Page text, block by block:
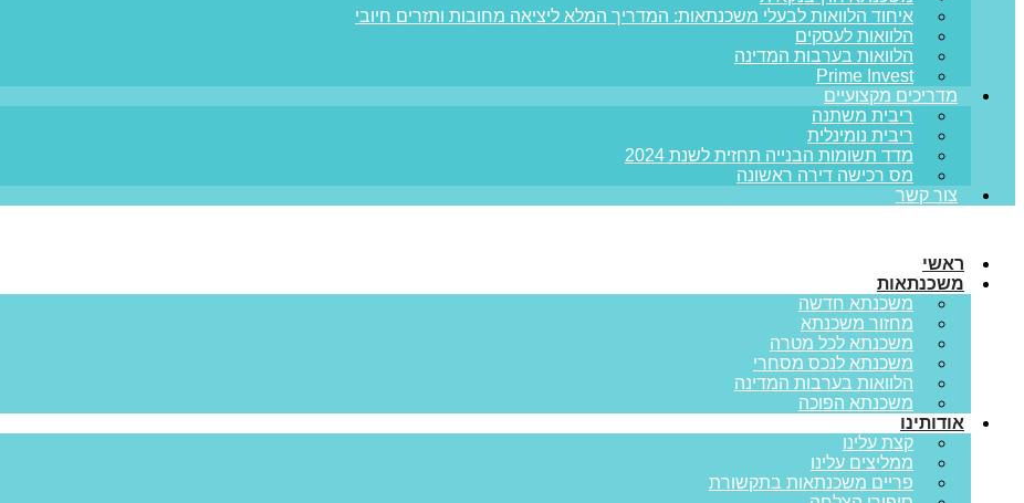
איחוד הלוואות לבעלי משכנתאות: המדריך המלא ליציאה מחובות ותזרים חיובי
הלוואות לעסקים
הלוואות בערבות המדינה
Prime Invest
מדריכים מקצועיים
ריבית משתנה
ריבית נומינלית
מדד תשומות הבנייה תחזית לשנת 2024
מס רכישה דירה ראשונה
צור קשר
ראשי
משכנתאות
משכנתא חדשה
מחזור משכנתא
משכנתא לכל מטרה
משכנתא לנכס מסחרי
הלוואות בערבות המדינה
משכנתא הפוכה
אודותינו
קצת עלינו
ממליצים עלינו
פריים משכנתאות בתקשורת